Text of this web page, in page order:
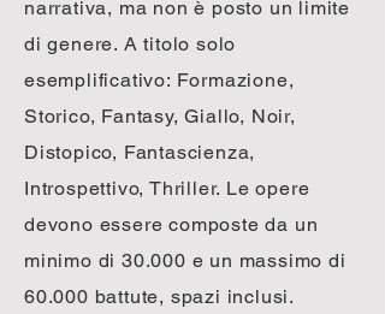
narrativa, ma non è posto un limite
di genere. A titolo solo
esemplificativo: Formazione,
Storico, Fantasy, Giallo, Noir,
Distopico, Fantascienza,
Introspettivo, Thriller. Le opere
devono essere composte da un
minimo di 30.000 e un massimo di
60.000 battute, spazi inclusi.